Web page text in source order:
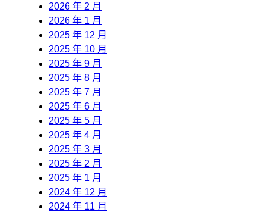
2026 年 2 月
2026 年 1 月
2025 年 12 月
2025 年 10 月
2025 年 9 月
2025 年 8 月
2025 年 7 月
2025 年 6 月
2025 年 5 月
2025 年 4 月
2025 年 3 月
2025 年 2 月
2025 年 1 月
2024 年 12 月
2024 年 11 月